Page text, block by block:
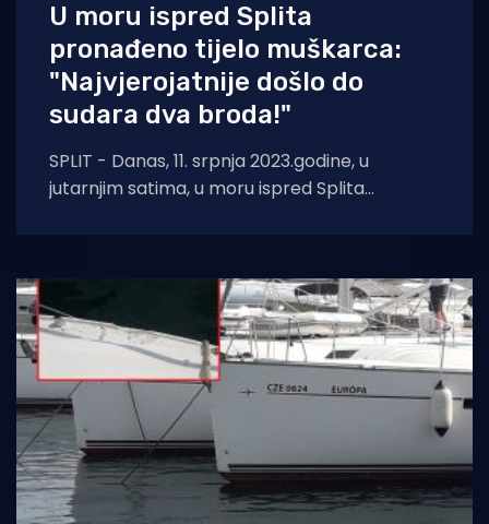
U moru ispred Splita
pronađeno tijelo muškarca:
"Najvjerojatnije došlo do
sudara dva broda!"
SPLIT - Danas, 11. srpnja 2023.godine, u
jutarnjim satima, u moru ispred Splita
muškarca